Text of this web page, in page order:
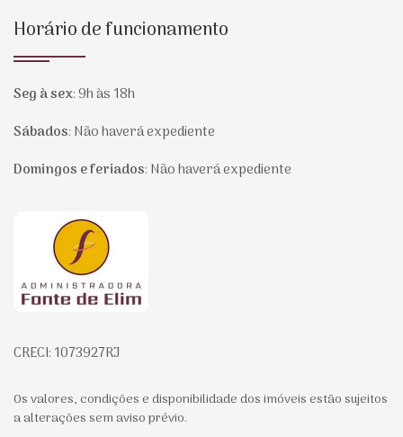
Horário de funcionamento
Seg à sex:9h às 18h
Sábados: Não haverá expediente
Domingos e feriados: Não haverá expediente
Página inicial
CRECI: 1073927RJ
Os valores, condições e disponibilidade dos imóveis estão sujeitos
a alterações sem aviso prévio.